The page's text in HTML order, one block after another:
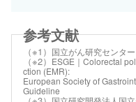
（※1） 国立がん研究センタ
（※2） ESGE｜Colorectal
ction (EMR):
European Society of
Guideline